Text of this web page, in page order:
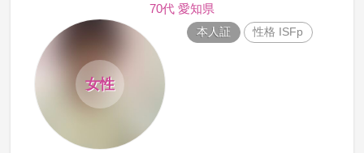
70代 愛知県
女性
本人証 性格 ISFp